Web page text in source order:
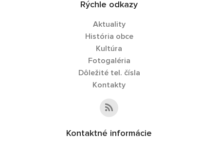
Rýchle odkazy
Aktuality
História obce
Kultúra
Fotogaléria
Dôležité tel. čísla
Kontakty
Kontaktné informácie